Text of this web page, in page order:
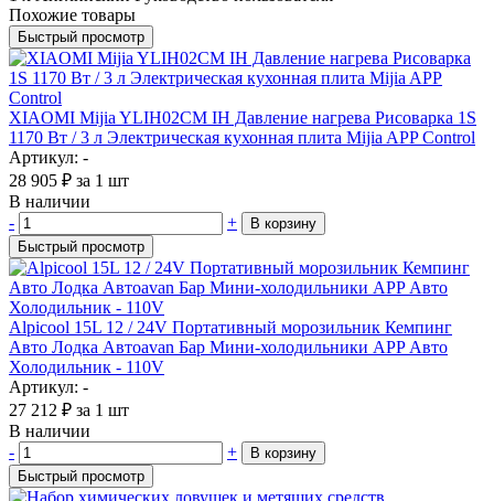
Похожие товары
Быстрый просмотр
XIAOMI Mijia YLIH02CM IH Давление нагрева Рисоварка 1S
1170 Вт / 3 л Электрическая кухонная плита Mijia APP Control
Артикул: -
28 905 ₽ за 1 шт
В наличии
-
+
В корзину
Быстрый просмотр
Alpicool 15L 12 / 24V Портативный морозильник Кемпинг
Авто Лодка Автоavan Бар Мини-холодильники APP Авто
Холодильник - 110V
Артикул: -
27 212 ₽ за 1 шт
В наличии
-
+
В корзину
Быстрый просмотр